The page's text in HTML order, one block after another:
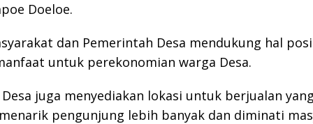
Doeloe.
dan Pemerintah Desa mendukung hal
untuk perekonomian warga Desa.
juga menyediakan lokasi untuk berjualan
pengunjung lebih banyak dan diminati